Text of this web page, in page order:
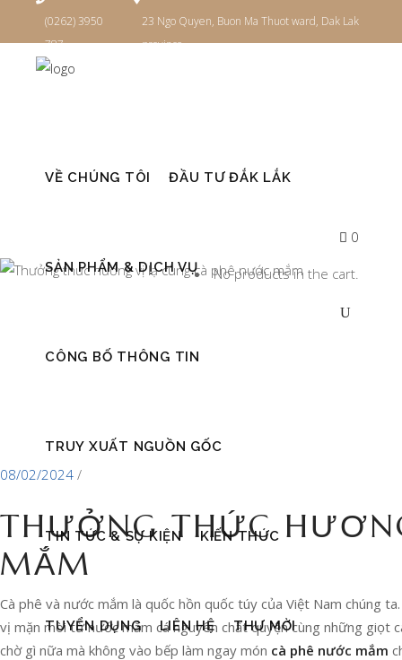
(0262) 3950
787
23 Ngo Quyen, Buon Ma Thuot ward, Dak Lak
province
VỀ CHÚNG TÔI ĐẦU TƯ ĐẮK LẮK
SẢN PHẨM & DỊCH VỤ
CÔNG BỐ THÔNG TIN
TRUY XUẤT NGUỒN GỐC
TIN TỨC & SỰ KIỆN KIẾN THỨC
TUYỂN DỤNG LIÊN HỆ THƯ MỜI
0
No products in the cart.
08/02/2024
THƯỞNG THỨC
MẮM
Cà phê và nước mắm là quốc hồn quốc túy của Việt Nam chúng
vị mặn mòi từ nước mắm cá nguyên chất quyện cùng những giọt
chờ gì nữa mà không vào bếp làm ngay món cà phê nước mắm